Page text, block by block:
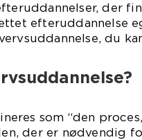
der
efteruddannelse
du
som “den
der er nødvendig